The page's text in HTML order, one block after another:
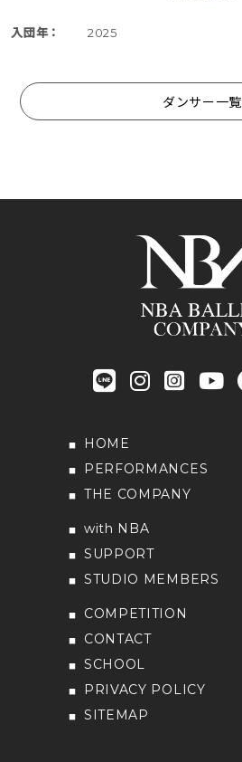
入団年： 2025
ダンサー一覧
HOME
PERFORMANCES
THE COMPANY
with NBA
SUPPORT
STUDIO MEMBERS
COMPETITION
CONTACT
SCHOOL
PRIVACY POLICY
SITEMAP